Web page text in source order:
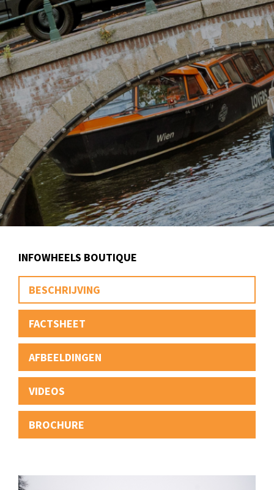
INFOWHEELS BOUTIQUE
BESCHRIJVING
FACTSHEET
AFBEELDINGEN
VIDEOS
BROCHURE